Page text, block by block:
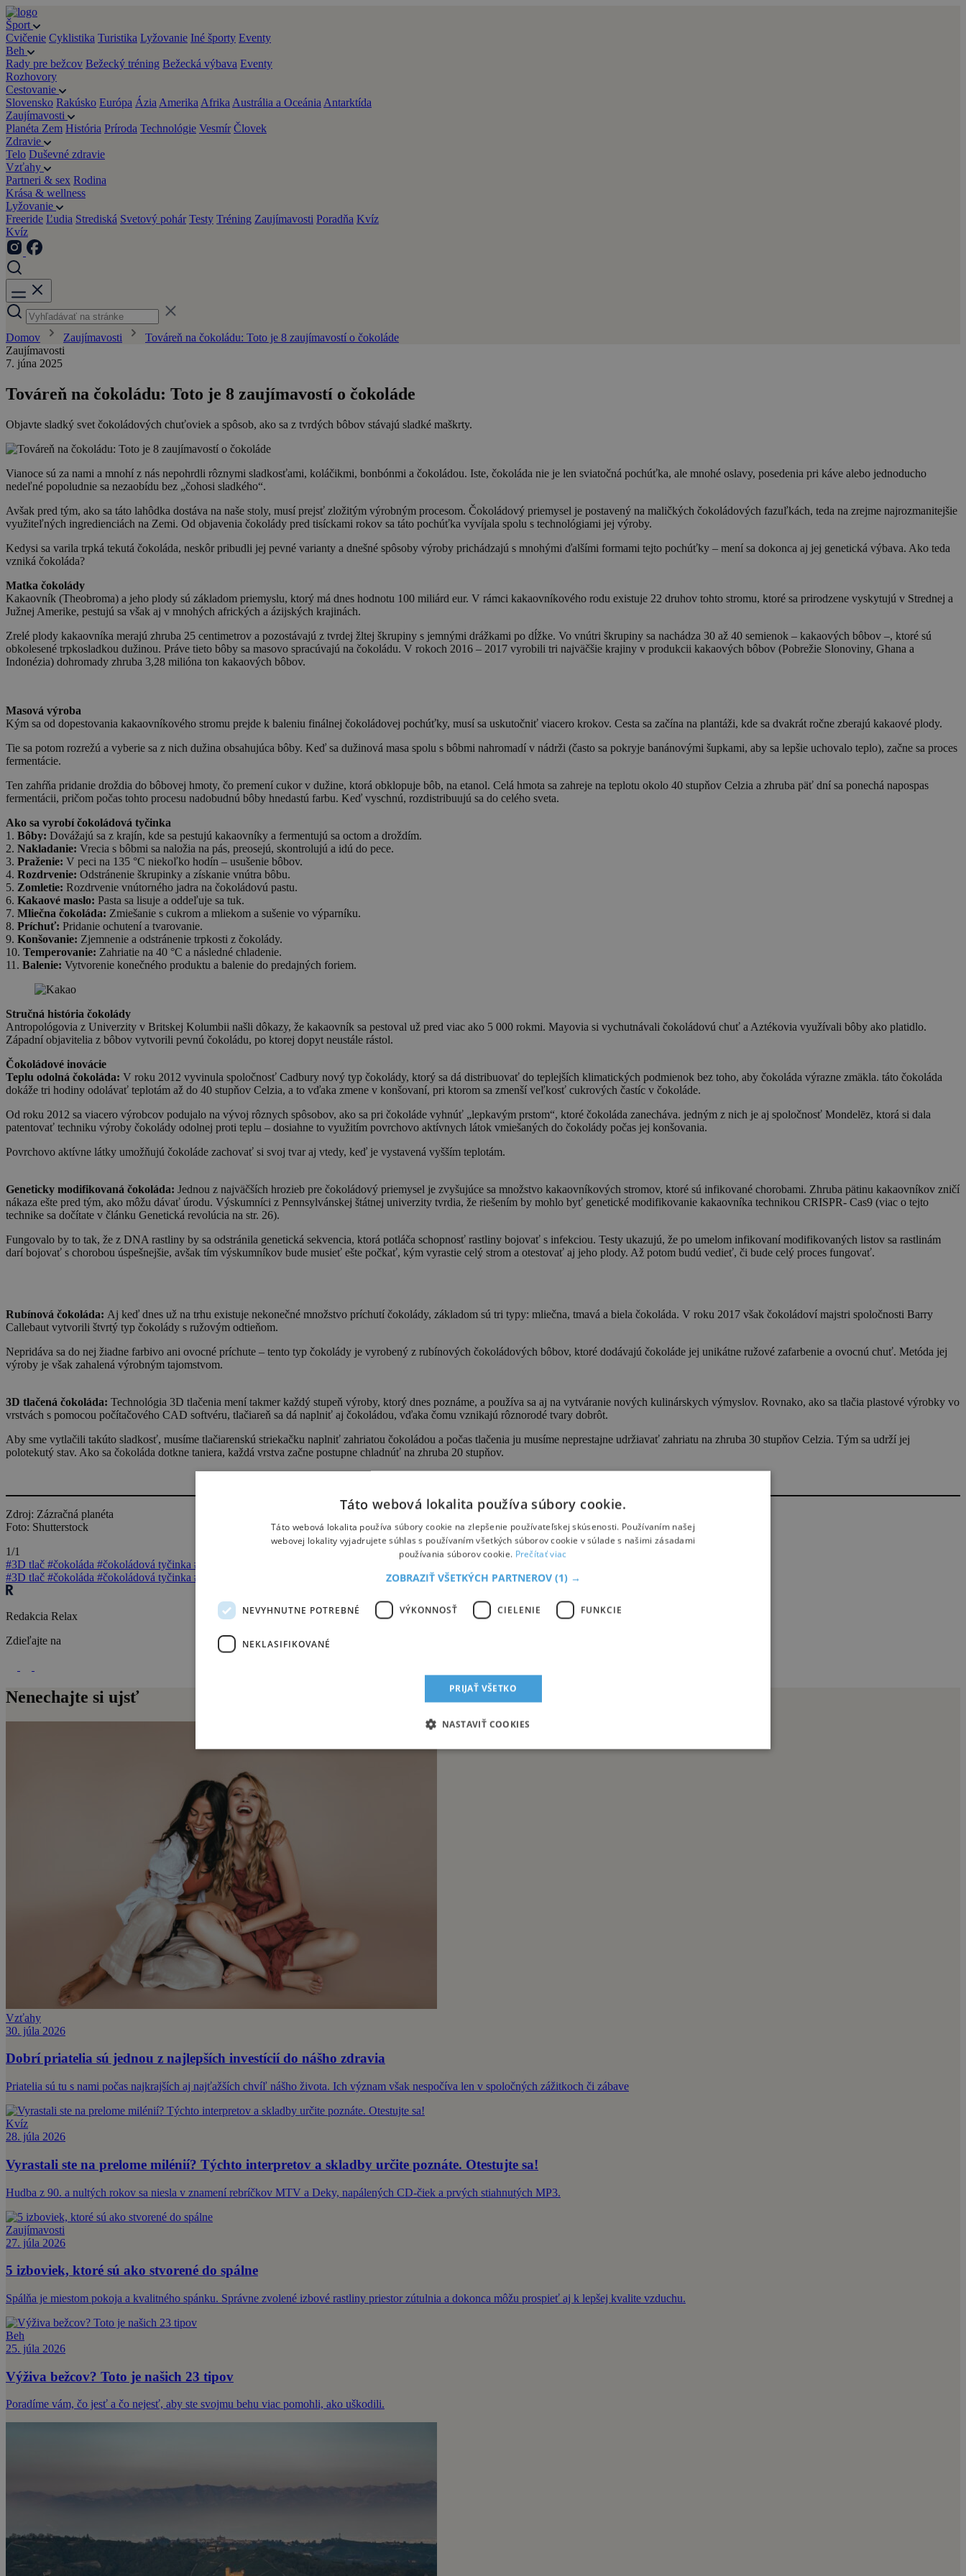
Šport
Cvičenie Cyklistika Turistika Lyžovanie Iné športy Eventy
Beh
Rady pre bežcov Bežecký tréning Bežecká výbava Eventy
Rozhovory
Cestovanie
Slovensko Rakúsko Európa Ázia Amerika Afrika Austrália a Oceánia Antarktída
Zaujímavosti
Planéta Zem História Príroda Technológie Vesmír Človek
Zdravie
Telo Duševné zdravie
Vzťahy
Partneri & sex Rodina
Krása & wellness
Lyžovanie
Freeride Ľudia Strediská Svetový pohár Testy Tréning Zaujímavosti Poradňa Kvíz
Kvíz
Domov Zaujímavosti
Továreň na čokoládu: Toto je 8 zaujímavostí o čokoláde
Zaujímavosti
7. júna 2025
Továreň na čokoládu: Toto je 8 zaujímavostí o čokoláde
Objavte sladký svet čokoládových chuťoviek a spôsob, ako sa z tvrdých bôbov stávajú sladké maškrty.
Vianoce sú za nami a mnohí z nás nepohrdli rôznymi sladkosťami, koláčikmi, bonbónmi a čokoládou. Iste, čokoláda nie je len sviatočná pochúťka, ale mnohé oslavy, posedenia pri káve alebo jednoducho
nedeľné popoludnie sa nezaobídu bez „čohosi sladkého“.
Avšak pred tým, ako sa táto lahôdka dostáva na naše stoly, musí prejsť zložitým výrobným procesom. Čokoládový priemysel je postavený na maličkých čokoládových fazuľkách, teda na zrejme najrozmanitejšie
využiteľných ingredienciách na Zemi. Od objavenia čokolády pred tisíckami rokov sa táto pochúťka vyvíjala spolu s technológiami jej výroby.
Kedysi sa varila trpká tekutá čokoláda, neskôr pribudli jej pevné varianty a dnešné spôsoby výroby prichádzajú s mnohými ďalšími formami tejto pochúťky – mení sa dokonca aj jej genetická výbava. Ako teda
vzniká čokoláda?
Matka čokolády
Kakaovník (Theobroma) a jeho plody sú základom priemyslu, ktorý má dnes hodnotu 100 miliárd eur. V rámci kakaovníkového rodu existuje 22 druhov tohto stromu, ktoré sa prirodzene vyskytujú v Strednej a
Južnej Amerike, pestujú sa však aj v mnohých afrických a ázijských krajinách.
Zrelé plody kakaovníka merajú zhruba 25 centimetrov a pozostávajú z tvrdej žltej škrupiny s jemnými drážkami po dĺžke. Vo vnútri škrupiny sa nachádza 30 až 40 semienok – kakaových bôbov –, ktoré sú
obkolesené trpkosladkou dužinou. Práve tieto bôby sa masovo spracúvajú na čokoládu. V rokoch 2016 – 2017 vyrobili tri najväčšie krajiny v produkcii kakaových bôbov (Pobrežie Slonoviny, Ghana a
Indonézia) dohromady zhruba 3,28 milióna ton kakaových bôbov.
Masová výroba
Kým sa od dopestovania kakaovníkového stromu prejde k baleniu finálnej čokoládovej pochúťky, musí sa uskutočniť viacero krokov. Cesta sa začína na plantáži, kde sa dvakrát ročne zberajú kakaové plody.
Tie sa potom rozrežú a vyberie sa z nich dužina obsahujúca bôby. Keď sa dužinová masa spolu s bôbmi nahromadí v nádrži (často sa pokryje banánovými šupkami, aby sa lepšie uchovalo teplo), začne sa proces
fermentácie.
Ten zahŕňa pridanie droždia do bôbovej hmoty, čo premení cukor v dužine, ktorá obklopuje bôb, na etanol. Celá hmota sa zahreje na teplotu okolo 40 stupňov Celzia a zhruba päť dní sa ponechá napospas
fermentácii, pričom počas tohto procesu nadobudnú bôby hnedastú farbu. Keď vyschnú, rozdistribuujú sa do celého sveta.
Ako sa vyrobí čokoládová tyčinka
1. Bôby: Dovážajú sa z krajín, kde sa pestujú kakaovníky a fermentujú sa octom a droždím.
2. Nakladanie: Vrecia s bôbmi sa naložia na pás, preosejú, skontrolujú a idú do pece.
3. Praženie: V peci na 135 °C niekoľko hodín – usušenie bôbov.
4. Rozdrvenie: Odstránenie škrupinky a získanie vnútra bôbu.
5. Zomletie: Rozdrvenie vnútorného jadra na čokoládovú pastu.
6. Kakaové maslo: Pasta sa lisuje a oddeľuje sa tuk.
7. Mliečna čokoláda: Zmiešanie s cukrom a mliekom a sušenie vo výparníku.
8. Príchuť: Pridanie ochutení a tvarovanie.
9. Konšovanie: Zjemnenie a odstránenie trpkosti z čokolády.
10. Temperovanie: Zahriatie na 40 °C a následné chladenie.
11. Balenie: Vytvorenie konečného produktu a balenie do predajných foriem.
Stručná história čokolády
Antropológovia z Univerzity v Britskej Kolumbii našli dôkazy, že kakaovník sa pestoval už pred viac ako 5 000 rokmi. Mayovia si vychutnávali čokoládovú chuť a Aztékovia využívali bôby ako platidlo.
Západní objavitelia z bôbov vytvorili pevnú čokoládu, po ktorej dopyt neustále rástol.
Čokoládové inovácie
Teplu odolná čokoláda: V roku 2012 vyvinula spoločnosť Cadbury nový typ čokolády, ktorý sa dá distribuovať do teplejších klimatických podmienok bez toho, aby čokoláda výrazne zmäkla. táto čokoláda
dokáže tri hodiny odolávať teplotám až do 40 stupňov Celzia, a to vďaka zmene v konšovaní, pri ktorom sa zmenší veľkosť cukrových častíc v čokoláde.
Od roku 2012 sa viacero výrobcov podujalo na vývoj rôznych spôsobov, ako sa pri čokoláde vyhnúť „lepkavým prstom“, ktoré čokoláda zanecháva. jedným z nich je aj spoločnosť Mondelēz, ktorá si dala
patentovať techniku výroby čokolády odolnej proti teplu – dosiahne to využitím povrchovo aktívnych látok vmiešaných do čokolády počas jej konšovania.
Povrchovo aktívne látky umožňujú čokoláde zachovať si svoj tvar aj vtedy, keď je vystavená vyšším teplotám.
Geneticky modifikovaná čokoláda: Jednou z najväčších hrozieb pre čokoládový priemysel je zvyšujúce sa množstvo kakaovníkových stromov, ktoré sú infikované chorobami. Zhruba pätinu kakaovníkov zničí
nákaza ešte pred tým, ako môžu dávať úrodu. Výskumníci z Pennsylvánskej štátnej univerzity tvrdia, že riešením by mohlo byť genetické modifikovanie kakaovníka technikou CRISPR- Cas9 (viac o tejto
technike sa dočítate v článku Genetická revolúcia na str. 26).
Fungovalo by to tak, že z DNA rastliny by sa odstránila genetická sekvencia, ktorá potláča schopnosť rastliny bojovať s infekciou. Testy ukazujú, že po umelom infikovaní modifikovaných listov sa rastlinám
darí bojovať s chorobou úspešnejšie, avšak tím výskumníkov bude musieť ešte počkať, kým vyrastie celý strom a otestovať aj jeho plody. Až potom budú vedieť, či bude celý proces fungovať.
Rubínová čokoláda: Aj keď dnes už na trhu existuje nekonečné množstvo príchutí čokolády, základom sú tri typy: mliečna, tmavá a biela čokoláda. V roku 2017 však čokoládoví majstri spoločnosti Barry
Callebaut vytvorili štvrtý typ čokolády s ružovým odtieňom.
Nepridáva sa do nej žiadne farbivo ani ovocné príchute – tento typ čokolády je vyrobený z rubínových čokoládových bôbov, ktoré dodávajú čokoláde jej unikátne ružové zafarbenie a ovocnú chuť. Metóda jej
výroby je však zahalená výrobným tajomstvom.
3D tlačená čokoláda: Technológia 3D tlačenia mení takmer každý stupeň výroby, ktorý dnes poznáme, a používa sa aj na vytváranie nových kulinárskych výmyslov. Rovnako, ako sa tlačia plastové výrobky vo
vrstvách s pomocou počítačového CAD softvéru, tlačiareň sa dá naplniť aj čokoládou, vďaka čomu vznikajú rôznorodé tvary dobrôt.
Aby sme vytlačili takúto sladkosť, musíme tlačiarenskú striekačku naplniť zahriatou čokoládou a počas tlačenia ju musíme neprestajne udržiavať zahriatu na zhruba 30 stupňov Celzia. Tým sa udrží jej
polotekutý stav. Ako sa čokoláda dotkne taniera, každá vrstva začne postupne chladnúť na zhruba 20 stupňov.
Zdroj: Zázračná planéta
Foto: Shutterstock
1/1
#3D tlač #čokoláda #čokoládová tyčinka #fermentácia
#3D tlač #čokoláda #čokoládová tyčinka #fermentácia #geneticky modifikovaná čokoláda#kakaovník#menej cukru#rubínová čokoláda
Redakcia Relax
Zdieľajte na
Nenechajte si ujsť
Vzťahy
30. júla 2026
Dobrí priatelia sú jednou z najlepších investícií do nášho zdravia
Priatelia sú tu s nami počas najkrajších aj najťažších chvíľ nášho života. Ich význam však nespočíva len v spoločných zážitkoch či zábave
Kvíz
28. júla 2026
Vyrastali ste na prelome milénií? Týchto interpretov a skladby určite poznáte. Otestujte sa!
Hudba z 90. a nultých rokov sa niesla v znamení rebríčkov MTV a Deky, napálených CD-čiek a prvých stiahnutých MP3.
Zaujímavosti
27. júla 2026
5 izboviek, ktoré sú ako stvorené do spálne
Spálňa je miestom pokoja a kvalitného spánku. Správne zvolené izbové rastliny priestor zútulnia a dokonca môžu prospieť aj k lepšej kvalite vzduchu.
Beh
25. júla 2026
Výživa bežcov? Toto je našich 23 tipov
Poradíme vám, čo jesť a čo nejesť, aby ste svojmu behu viac pomohli, ako uškodili.
Táto webová lokalita používa súbory cookie.
Táto webová lokalita používa súbory cookie na zlepšenie používateľskej skúsenosti. Používaním našej
webovej lokality vyjadrujete súhlas s používaním všetkých súborov cookie v súlade s našimi zásadami
používania súborov cookie. Prečítať viac
ZOBRAZIŤ VŠETKÝCH PARTNEROV (1) →
NEVYHNUTNE POTREBNÉ VÝKONNOSŤ CIELENIE FUNKCIE
NEKLASIFIKOVANÉ
PRIJAŤ VŠETKO
NASTAVIŤ COOKIES